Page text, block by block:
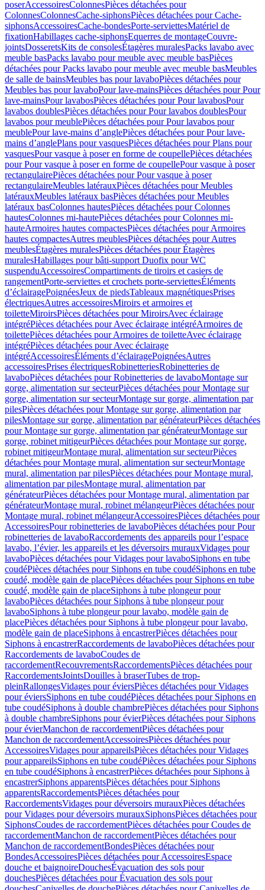
poserAccessoiresColonnesPièces détachées pour
ColonnesColonnesCache-siphonsPièces détachées pour Cache-
siphonsAccessoiresCache-bondesPorte-serviettesMatériel de
fixationHabillages cache-siphonsEquerres de montageCouvre-
jointsDosseretsKits de consolesÉtagères muralesPacks lavabo avec
meuble basPacks lavabo pour meuble avec meuble basPièces
détachées pour Packs lavabo pour meuble avec meuble basMeubles
de salle de bainsMeubles bas pour lavaboPièces détachées pour
Meubles bas pour lavaboPour lave-mainsPièces détachées pour Pour
lave-mainsPour lavabosPièces détachées pour Pour lavabosPour
lavabos doublesPièces détachées pour Pour lavabos doublesPour
lavabos pour meublePièces détachées pour Pour lavabos pour
meublePour lave-mains d’anglePièces détachées pour Pour lave-
mains d’anglePlans pour vasquesPièces détachées pour Plans pour
vasquesPour vasque à poser en forme de coupellePièces détachées
pour Pour vasque à poser en forme de coupellePour vasque à poser
rectangulairePièces détachées pour Pour vasque à poser
rectangulaireMeubles latérauxPièces détachées pour Meubles
latérauxMeubles latéraux basPièces détachées pour Meubles
latéraux basColonnes hautesPièces détachées pour Colonnes
hautesColonnes mi-hautePièces détachées pour Colonnes mi-
hauteArmoires hautes compactesPièces détachées pour Armoires
hautes compactesAutres meublesPièces détachées pour Autres
meublesÉtagères muralesPièces détachées pour Étagères
muralesHabillages pour bâti-support Duofix pour WC
suspenduAccessoiresCompartiments de tiroirs et casiers de
rangementPorte-serviettes et crochets porte-serviettesÉléments
d’éclairagePoignéesJeux de piedsTableaux magnétiquesPrises
électriquesAutres accessoiresMiroirs et armoires et
toiletteMiroirsPièces détachées pour MiroirsAvec éclairage
intégréPièces détachées pour Avec éclairage intégréArmoires de
toilettePièces détachées pour Armoires de toiletteAvec éclairage
intégréPièces détachées pour Avec éclairage
intégréAccessoiresÉléments d’éclairagePoignéesAutres
accessoiresPrises électriquesRobinetteriesRobinetteries de
lavaboPièces détachées pour Robinetteries de lavaboMontage sur
gorge, alimentation sur secteurPièces détachées pour Montage sur
gorge, alimentation sur secteurMontage sur gorge, alimentation par
pilesPièces détachées pour Montage sur gorge, alimentation par
pilesMontage sur gorge, alimentation par générateurPièces détachées
pour Montage sur gorge, alimentation par générateurMontage sur
gorge, robinet mitigeurPièces détachées pour Montage sur gorge,
robinet mitigeurMontage mural, alimentation sur secteurPièces
détachées pour Montage mural, alimentation sur secteurMontage
mural, alimentation par pilesPièces détachées pour Montage mural,
alimentation par pilesMontage mural, alimentation par
générateurPièces détachées pour Montage mural, alimentation par
générateurMontage mural, robinet mélangeurPièces détachées pour
Montage mural, robinet mélangeurAccessoiresPièces détachées pour
AccessoiresPour robinetteries de lavaboPièces détachées pour Pour
robinetteries de lavaboRaccordements des appareils pour l’espace
lavabo, l’évier, les appareils et les déversoirs murauxVidages pour
lavaboPièces détachées pour Vidages pour lavaboSiphons en tube
coudéPièces détachées pour Siphons en tube coudéSiphons en tube
coudé, modèle gain de placePièces détachées pour Siphons en tube
coudé, modèle gain de placeSiphons à tube plongeur pour
lavaboPièces détachées pour Siphons à tube plongeur pour
lavaboSiphons à tube plongeur pour lavabo, modèle gain de
placePièces détachées pour Siphons à tube plongeur pour lavabo,
modèle gain de placeSiphons à encastrerPièces détachées pour
Siphons à encastrerRaccordements de lavaboPièces détachées pour
Raccordements de lavaboCoudes de
raccordementRecouvrementsRaccordementsPièces détachées pour
RaccordementsJointsDouilles à braserTubes de trop-
pleinRallongesVidages pour éviersPièces détachées pour Vidages
pour éviersSiphons en tube coudéPièces détachées pour Siphons en
tube coudéSiphons à double chambrePièces détachées pour Siphons
à double chambreSiphons pour évierPièces détachées pour Siphons
pour évierManchon de raccordementPièces détachées pour
Manchon de raccordementAccessoiresPièces détachées pour
AccessoiresVidages pour appareilsPièces détachées pour Vidages
pour appareilsSiphons en tube coudéPièces détachées pour Siphons
en tube coudéSiphons à encastrerPièces détachées pour Siphons à
encastrerSiphons apparentsPièces détachées pour Siphons
apparentsRaccordementsPièces détachées pour
RaccordementsVidages pour déversoirs murauxPièces détachées
pour Vidages pour déversoirs murauxSiphonsPièces détachées pour
SiphonsCoudes de raccordementPièces détachées pour Coudes de
raccordementManchon de raccordementPièces détachées pour
Manchon de raccordementBondesPièces détachées pour
BondesAccessoiresPièces détachées pour AccessoiresEspace
douche et baignoireDouchesÉvacuation des sols pour
douchesPièces détachées pour Évacuation des sols pour